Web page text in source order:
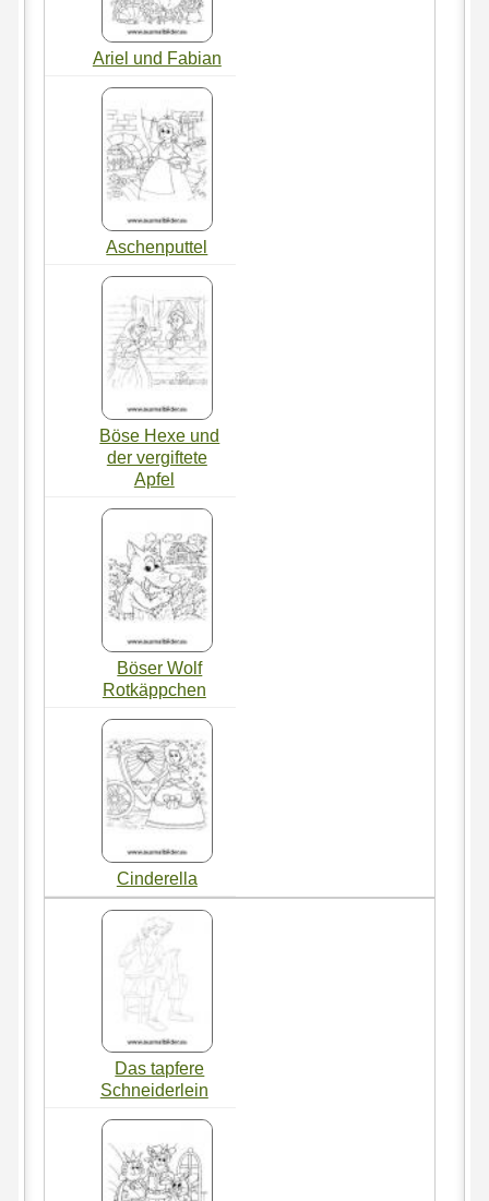
Ariel und Fabian
Aschenputtel
Böse Hexe und
der vergiftete
Apfel
Böser Wolf
Rotkäppchen
Cinderella
Das tapfere
Schneiderlein